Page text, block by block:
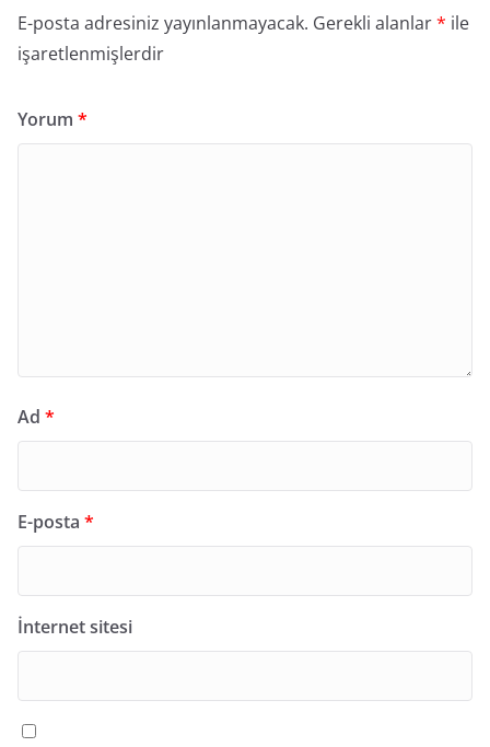
E-posta adresiniz yayınlanmayacak. Gerekli alanlar* ile
işaretlenmişlerdir
Yorum *
Ad *
E-posta *
İnternet sitesi